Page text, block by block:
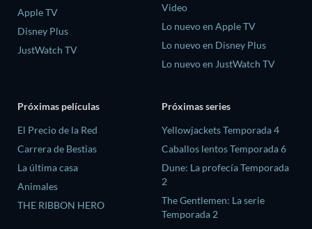
Apple TV
Disney Plus
JustWatch TV
Video
Lo nuevo en Apple TV
Lo nuevo en Disney Plus
Lo nuevo en JustWatch TV
Próximas películas
El Precio de la Red
Carrera de Bestias
La última casa
Animales
THE RIBBON HERO
Próximas series
Yellowjackets Temporada 4
Caballos lentos Temporada 6
Dune: La profecía Temporada
2
The Gentlemen: La serie
Temporada 2